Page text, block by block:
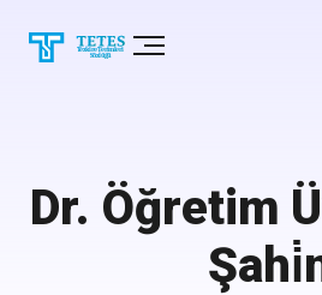
Dr. Öğretim